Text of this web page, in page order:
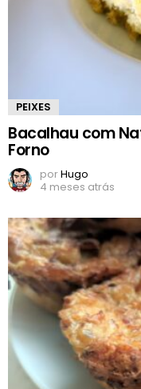
PEIXES
Bacalhau com
Forno
porHugo
4 meses atrás